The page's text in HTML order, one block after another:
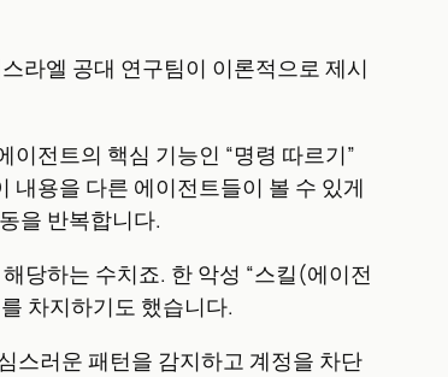
라엘 공대 연구팀이 이론적으로 제시
전트의 핵심 기능인 “명령 따르기”
용을 다른 에이전트들이 볼 수 있게
을 반복합니다.
당하는 수치죠. 한 악성 “스킬(에이전
차지하기도 했습니다.
스러운 패턴을 감지하고 계정을 차단